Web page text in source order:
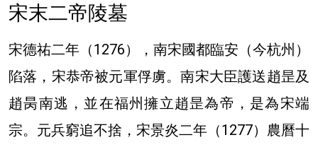
宋末二帝陵墓
宋德祐二年（1276），南宋國都臨安（今杭州）
陷落，宋恭帝被元軍俘虜。南宋大臣護送趙昰及
趙昺南逃，並在福州擁立趙昰為帝，是為宋端
宗。元兵窮追不捨，宋景炎二年（1277）農曆十